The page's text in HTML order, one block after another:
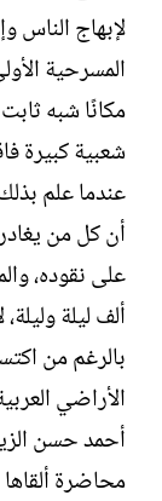
لإبهاج
المسرحية
مكانًا شبه
شعبية كبيرة
عندما علم
أن كل من
على نقوده،
ألف ليلة
بالرغم من
الأراضي
أحمد حسن